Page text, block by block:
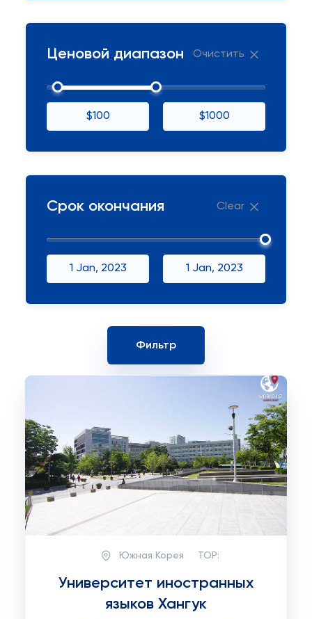
Ценовой диапазон Очистить
$100 $1000
Срок окончания Clear
1 Jan, 2023 1 Jan, 2023
Южная Корея TOP:
Университет иностранных
языков Хангук